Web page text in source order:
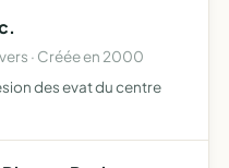
· Créée en 2000
des evat du centre